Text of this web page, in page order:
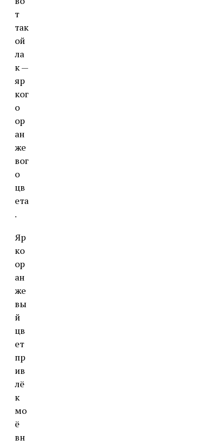
т
так
ой
ла
к —
яр
ког
о
ор
ан
же
вог
о
цв
ета
.
Яр
ко
ор
ан
же
вы
й
цв
ет
пр
ив
лё
к
мо
ё
вн